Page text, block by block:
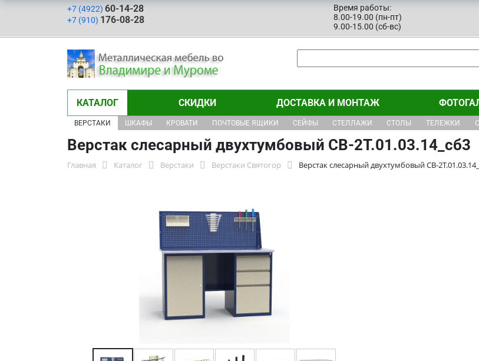
+7 (4922) 60-14-28
+7 (910) 176-08-28
Время работы:
8.00-19.00 (пн-пт)
9.00-15.00 (сб-вс)
КАТАЛОГ СКИДКИ ДОСТАВКА И МОНТАЖ
ВЕРСТАКИ ШКАФЫ КРОВАТИ ПОЧТОВЫЕ ЯЩИКИ СЕЙФЫ СТЕЛЛАЖИ СТОЛЫ ТЕЛЕЖКИ
Верстак слесарный двухтумбовый СВ-2Т.01.03.14_сб3
Главная Каталог Верстаки Верстаки Святогор Верстак слесарный двухтумбовый СВ-